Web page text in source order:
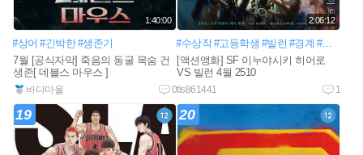
1:40:00
#상어 #긴박한 #생존기
7월 [공식자막] 죽음의 동굴 목숨 건
생존[ 데블스 마우스 ]
바다마울 0
2:06:12
#수상작 #고등학생 #빌런 #경계 #히어로
[액션앵화] SF 이누야시키 히어로
VS 빌런 4월 2510
tls861441 1
19 20